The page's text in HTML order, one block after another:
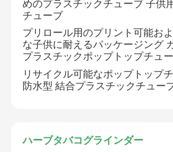
めのプラスチックチューブ 子供
チューブ
プリロール用のプリント可能お
な子供に耐えるパッケージング
プラスチックポップトップチュ
リサイクル可能なポップトップ
防水型 結合プラスチックチュー
ハーブタバコグラインダー